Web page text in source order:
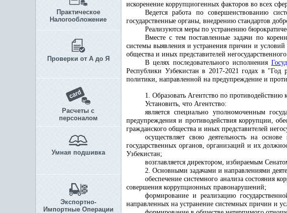
Практическое
Налогообложение
Проверки от А до Я
Расчеты с
персоналом
Умная подшивка
Экспортно-
Импортные Операции
искоренение коррупциогенных факторов во всех
Ведется работа по совершенствованию
государственные органы, внедрению стандартов
Реализуются меры по устранению
Вместе с тем поставленные задачи по
системы выявления и устранения причин и
общества и иных представителей негосударственного
В целях последовательного исполнения
Республики Узбекистан в 2017-2021 годах в
политики, направленной на предупреждение и
1. Образовать Агентство по
Установить, что Агентство:
является специально уполномоченным
предупреждения и противодействия коррупции,
гражданского общества и иных представителей
осуществляет свою деятельность на
государственных органов, организаций и их
Узбекистан;
возглавляется директором, избираемым
2. Основными задачами и направлениями
обеспечение системного анализа состояния
совершения коррупционных правонарушений;
формирование и реализацию
направленных на устранение системных причин и